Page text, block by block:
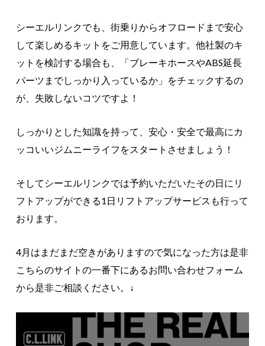
シーエルリンクでも、街乗りからオフロードまで安心
して楽しめるキットをご用意しています。他社製のキ
ットを検討する場合も、「ブレーキホースやABS延長
パーツまでしっかり入っているか」をチェックするの
が、失敗しないコツですよ！
しっかりとした知識を持って、安心・安全で最高にカ
ッコいいジムニーライフをスタートさせましょう！
そしてシーエルリンクでは予約いただいたその日にリ
フトアップができる1日リフトアップサービスも行って
おります。
4月はまだまだ空きがありますので気になった方は是非
こちらのサイトの一番下にあるお問い合わせフォーム
から是非ご相談ください。↓